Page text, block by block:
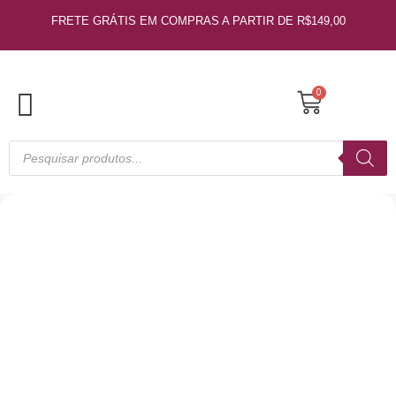
o
FRETE GRÁTIS EM COMPRAS A PARTIR DE R$149,00
0
Cart
Pesquisar
produtos